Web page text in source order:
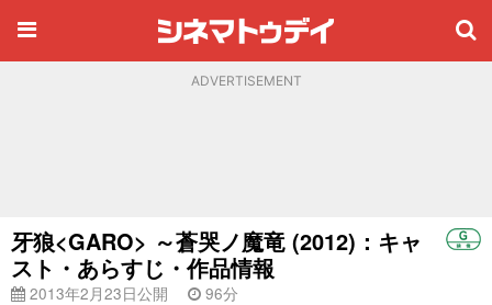
ADVERTISEMENT
牙狼<GARO> ～蒼哭ノ魔竜 (2012)：キャ
スト・あらすじ・作品情報
2013年2月23日公開 96分